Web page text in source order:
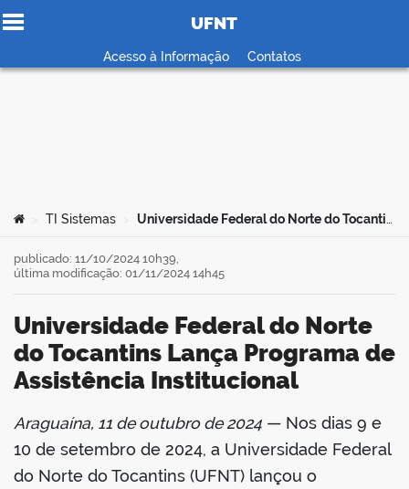
Ir para o conteúdo
UFNT
Acesso à Informação Contatos
Você está aqui:
TI Sistemas Universidade Federal do Norte do Tocantins Lança Programa de Assistência Institucional
Universidade Federal do Norte
do Tocantins Lança Programa de
Assistência Institucional
publicado: 11/10/2024 10h39,
última modificação: 01/11/2024 14h45
Araguaína, 11 de outubro de 2024 — Nos dias 9 e
10 de setembro de 2024, a Universidade Federal
do Norte do Tocantins (UFNT) lançou o